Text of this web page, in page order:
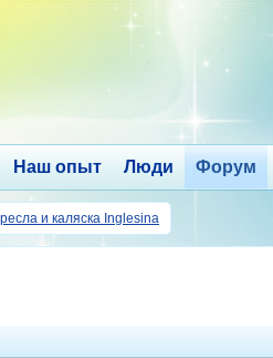
Наш опыт Люди Форум
и каляска Inglesina